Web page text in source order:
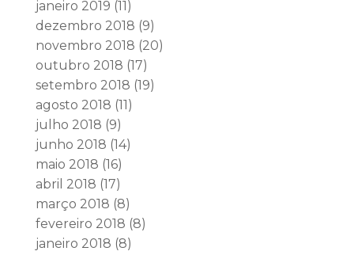
janeiro 2019 (11)
dezembro 2018 (9)
novembro 2018 (20)
outubro 2018 (17)
setembro 2018 (19)
agosto 2018 (11)
julho 2018 (9)
junho 2018 (14)
maio 2018 (16)
abril 2018 (17)
março 2018 (8)
fevereiro 2018 (8)
janeiro 2018 (8)